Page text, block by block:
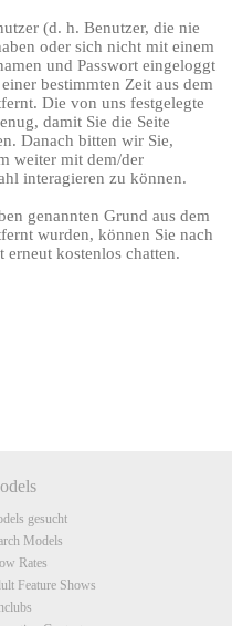
(d. h. Benutzer, die nie
oder sich nicht mit einem
und Passwort eingeloggt
bestimmten Zeit aus dem
Die von uns festgelegte
damit Sie die Seite
Danach bitten wir Sie,
weiter mit dem/der
interagieren zu können.
genannten Grund aus dem
wurden, können Sie nach
erneut kostenlos chatten.
gesucht
Models
Rates
Feature Shows